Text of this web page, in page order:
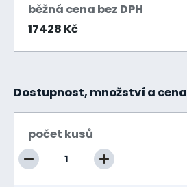
běžná cena bez DPH
17428 Kč
Dostupnost, množství a cena
počet kusů